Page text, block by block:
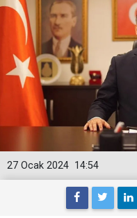
14:54
27 Ocak 2024